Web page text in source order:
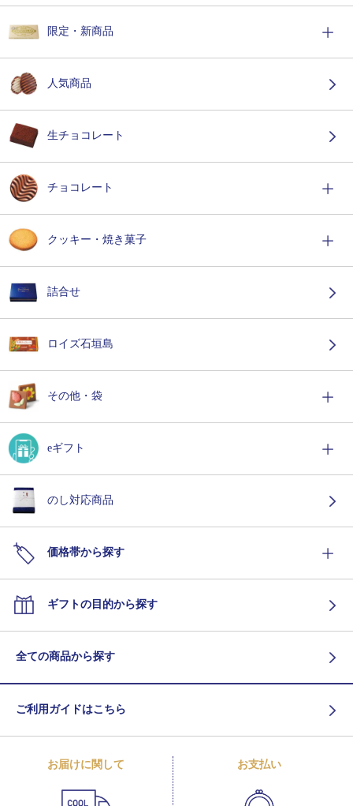
限定・新商品
人気商品
生チョコレート
チョコレート
クッキー・焼き菓子
詰合せ
ロイズ石垣島
その他・袋
eギフト
のし対応商品
価格帯から探す
ギフトの目的から探す
全ての商品から探す
ご利用ガイドはこちら
お届けに関して お支払い